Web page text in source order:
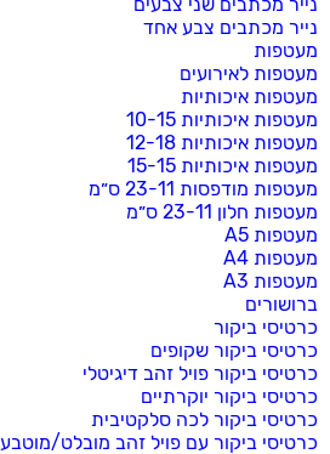
נייר מכתבים צבע אחד
מעטפות
מעטפות לאירועים
מעטפות איכותיות
מעטפות איכותיות 10-15
מעטפות איכותיות 12-18
מעטפות איכותיות 15-15
מעטפות מודפסות 23-11 ס״מ
מעטפות חלון 23-11 ס״מ
מעטפות A5
מעטפות A4
מעטפות A3
ברושורים
כרטיסי ביקור
כרטיסי ביקור שקופים
כרטיסי ביקור פויל זהב דיגיטלי
כרטיסי ביקור יוקרתיים
כרטיסי ביקור לכה סלקטיבית
כרטיסי ביקור עם פויל זהב מובלט/מוטבע